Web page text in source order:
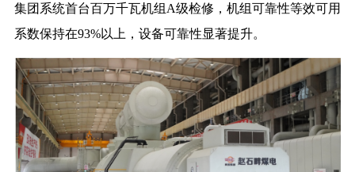
集团系统首台百万千瓦机组A级检修，机组可靠性等效可用
系数保持在93%以上，设备可靠性显著提升。